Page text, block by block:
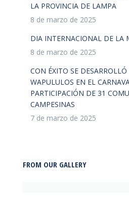
LA PROVINCIA DE LAMPA
8 de marzo de 2025
DIA INTERNACIONAL DE LA
8 de marzo de 2025
CON ÉXITO SE
WAPULULOS EN EL
PARTICIPACIÓN DE 31
CAMPESINAS
7 de marzo de 2025
FROM OUR GALLERY